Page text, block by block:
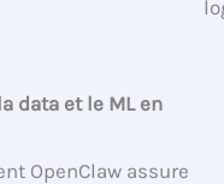
data et le ML en
OpenClaw assure